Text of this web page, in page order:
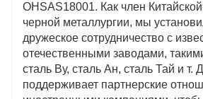
OHSAS18001. Как член
черной металлургии, мы
дружеское сотрудничество с
отечественными заводами,
сталь Ву, сталь Ан, сталь Тай и т.
поддерживает партнерские